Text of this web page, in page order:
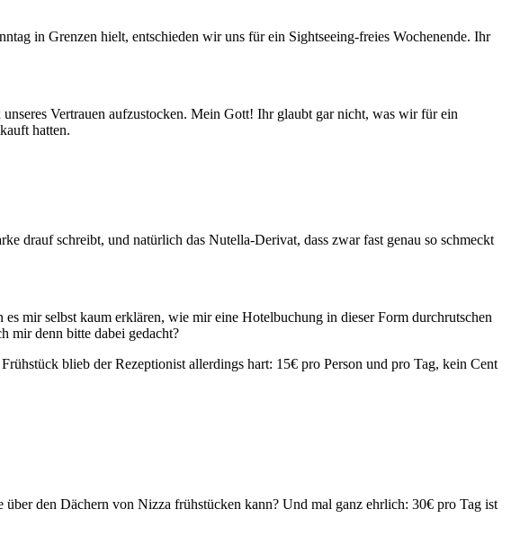
in Grenzen hielt, entschieden wir uns für ein Sightseeing-freies Wochenende. Ihr
Vertrauen aufzustocken. Mein Gott! Ihr glaubt gar nicht, was wir für ein
hatten.
drauf schreibt, und natürlich das Nutella-Derivat, dass zwar fast genau so schmeckt
mir selbst kaum erklären, wie mir eine Hotelbuchung in dieser Form durchrutschen
mir denn bitte dabei gedacht?
blieb der Rezeptionist allerdings hart: 15€ pro Person und pro Tag, kein Cent
den Dächern von Nizza frühstücken kann? Und mal ganz ehrlich: 30€ pro Tag ist